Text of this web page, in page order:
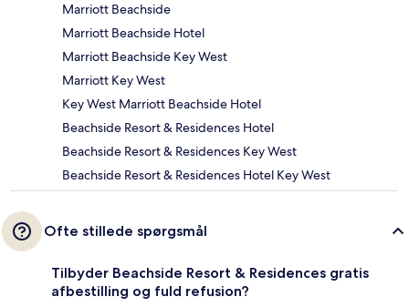
Marriott Beachside
Marriott Beachside Hotel
Marriott Beachside Key West
Marriott Key West
Key West Marriott Beachside Hotel
Beachside Resort & Residences Hotel
Beachside Resort & Residences Key West
Beachside Resort & Residences Hotel Key West
Ofte stillede spørgsmål
Tilbyder Beachside Resort & Residences gratis
afbestilling og fuld refusion?